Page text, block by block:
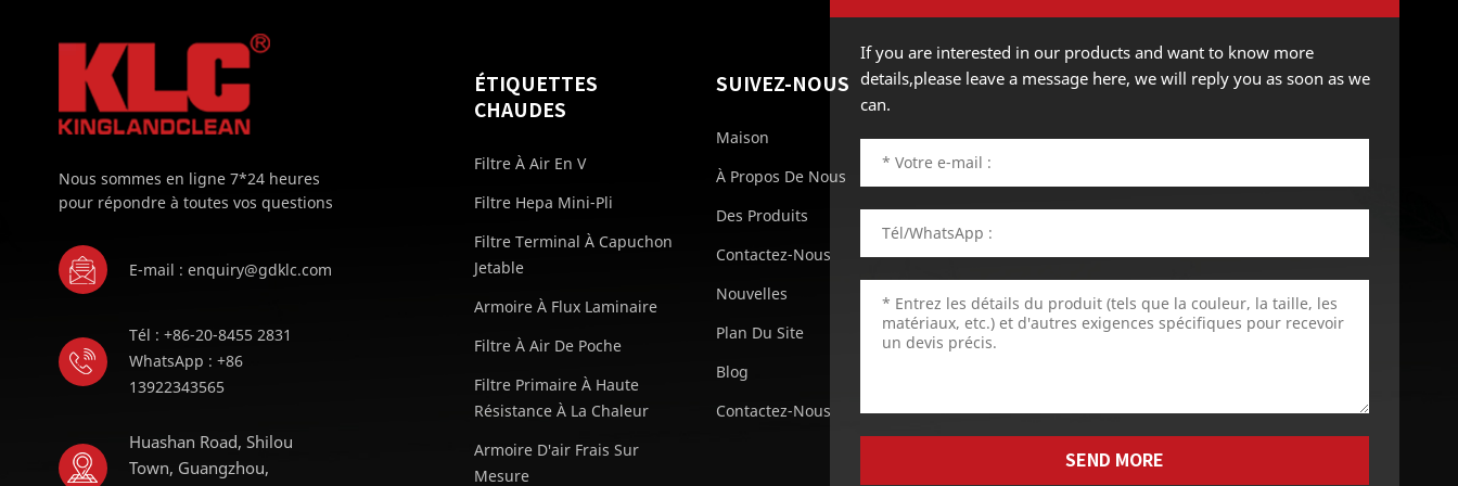
Nous sommes en ligne 7*24 heures
pour répondre à toutes vos questions
E-mail : enquiry@gdklc.com
Tél : +86-20-8455 2831
WhatsApp : +86
13922343565
Huashan Road, Shilou
Town, Guangzhou,
ÉTIQUETTES
CHAUDES
Filtre À Air En V
Filtre Hepa Mini-Pli
Filtre Terminal À Capuchon
Jetable
Armoire À Flux Laminaire
Filtre À Air De Poche
Filtre Primaire À Haute
Résistance À La Chaleur
Armoire D'air Frais Sur
Mesure
SUIVEZ-NOUS
Maison
À Propos De Nous
Des Produits
Contactez-Nous
Nouvelles
Plan Du Site
Blog
Contactez-Nous
If you are interested in our products and want to know more
details,please leave a message here, we will reply you as soon as we
can.
SEND MORE